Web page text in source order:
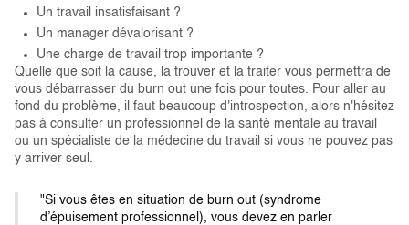
Un travail insatisfaisant ?
Un manager dévalorisant ?
Une charge de travail trop importante ?
Quelle que soit la cause, la trouver et la traiter vous permettra de
vous débarrasser du burn out une fois pour toutes. Pour aller au
fond du problème, il faut beaucoup d'introspection, alors n'hésitez
pas à consulter un professionnel de la santé mentale au travail
ou un spécialiste de la médecine du travail si vous ne pouvez pas
y arriver seul.
"Si vous êtes en situation de burn out (syndrome
d’épuisement professionnel), vous devez en parler